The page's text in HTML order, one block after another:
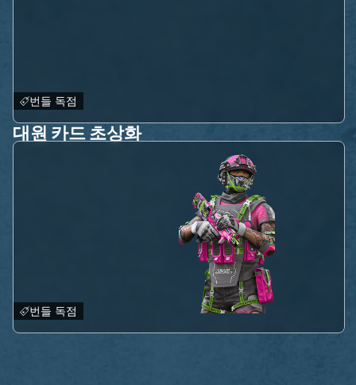
번들 독점
대원 카드 초상화
번들 독점